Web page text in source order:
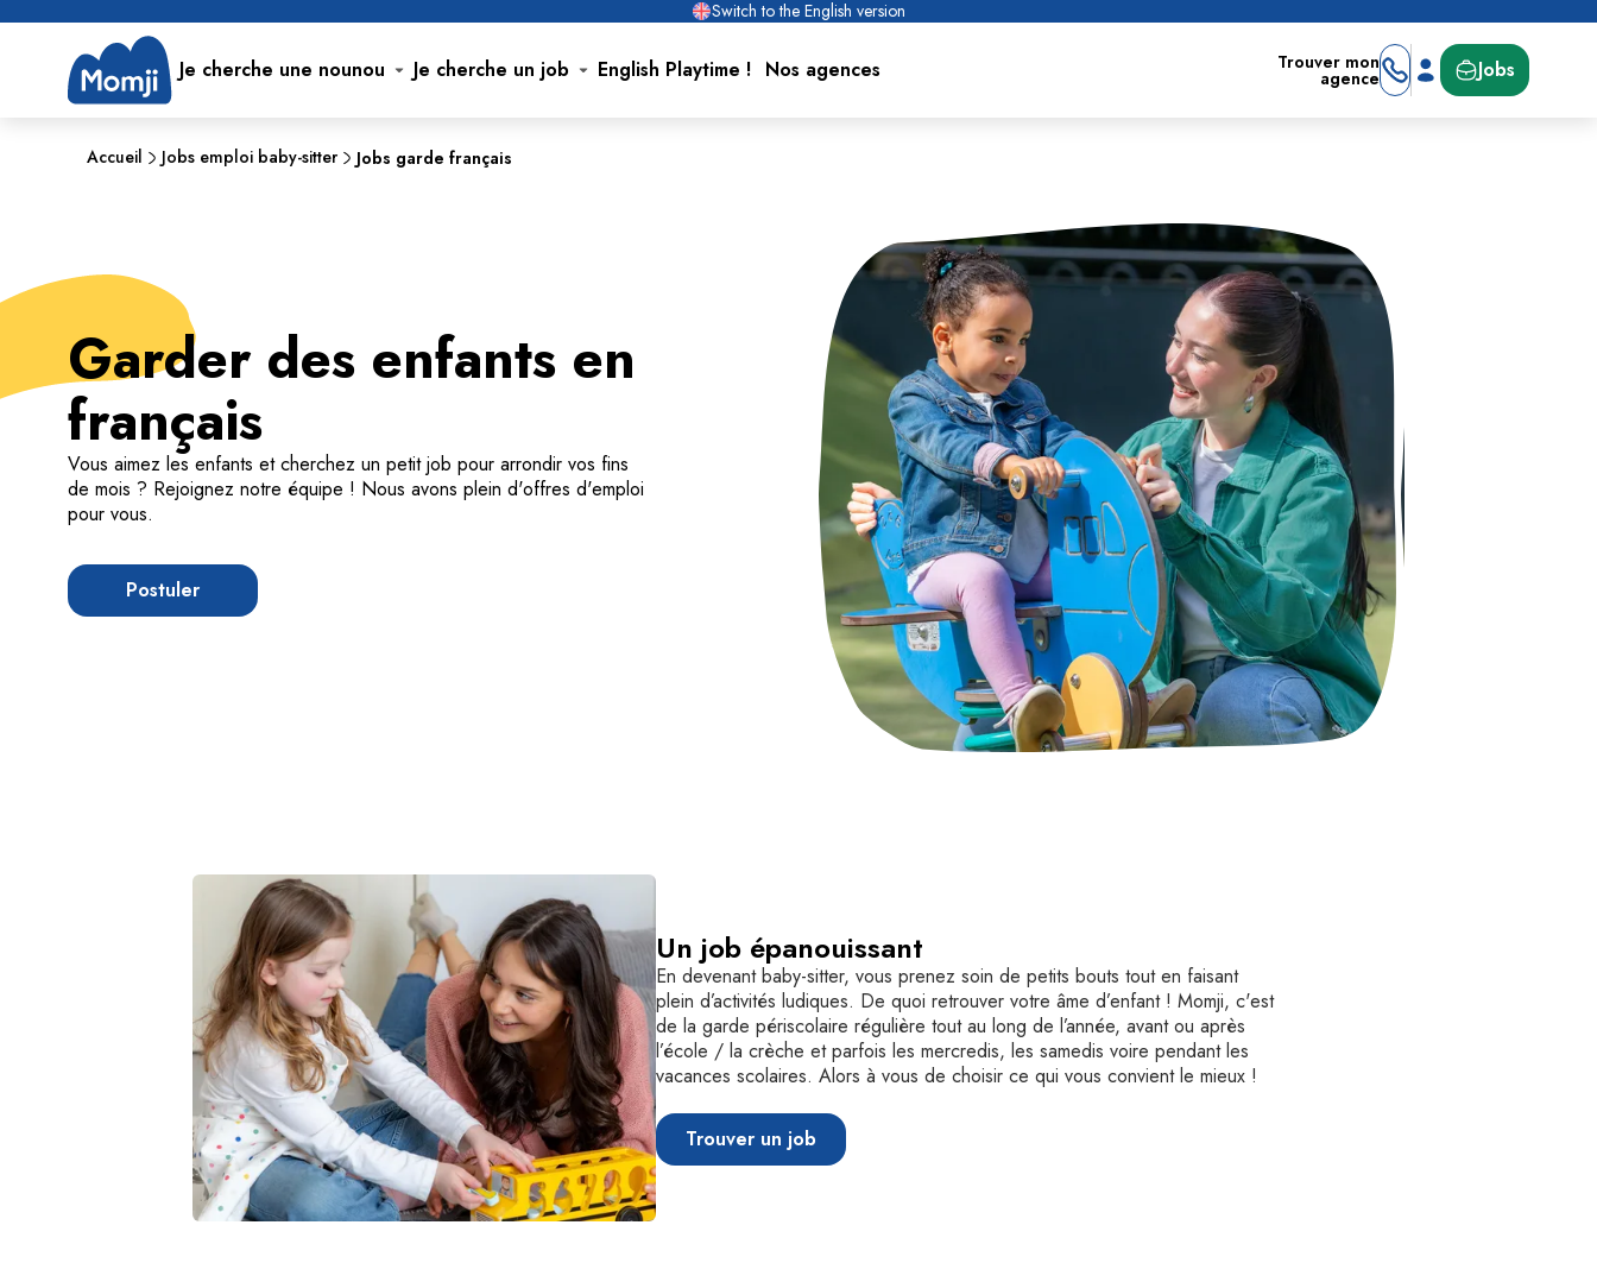
Switch to the English version
Je cherche une nounou Je cherche un job English Playtime ! Nos agences Trouver mon
agence Jobs
Accueil Jobs emploi baby-sitter Jobs garde français
Garder des enfants en
français
Vous aimez les enfants et cherchez un petit job pour arrondir vos fins
de mois ? Rejoignez notre équipe ! Nous avons plein d'offres d'emploi
pour vous.
Postuler
Un job épanouissant
En devenant baby-sitter, vous prenez soin de petits bouts tout en faisant
plein d’activités ludiques. De quoi retrouver votre âme d’enfant ! Momji, c'est
de la garde périscolaire régulière tout au long de l’année, avant ou après
l’école / la crèche et parfois les mercredis, les samedis voire pendant les
vacances scolaires. Alors à vous de choisir ce qui vous convient le mieux !
Trouver un job